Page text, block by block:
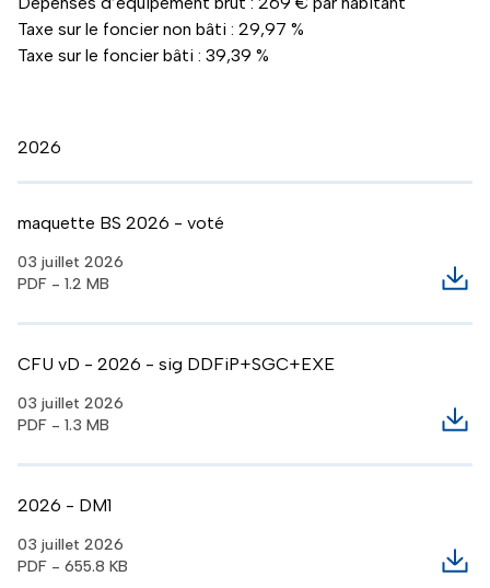
Taxe sur le foncier non bâti : 29,97 %
Taxe sur le foncier bâti : 39,39 %
2026
maquette BS 2026 - voté
03 juillet 2026
PDF - 1.2 MB
CFU vD - 2026 - sig DDFiP+SGC+EXE
03 juillet 2026
PDF - 1.3 MB
2026 - DM1
03 juillet 2026
PDF - 655.8 KB